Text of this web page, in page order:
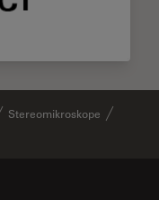
Stereomikroskope